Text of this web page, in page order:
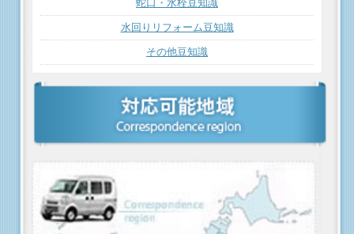
蛇口・水栓豆知識
水回りリフォーム豆知識
その他豆知識